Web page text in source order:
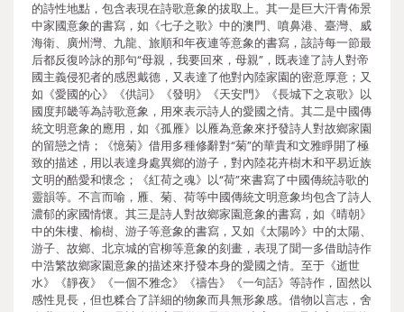
的詩性地點，包含表現在詩歌意象的拔取上。其一是巨大汗青佈景
中家國意象的書寫，如《七子之歌》中的澳門、噴鼻港、臺灣、威
海衛、廣州灣、九龍、旅順和年夜連等意象的書寫，該詩每一節最
后都反復吟詠的那句“母親，我要回來，母親”，既表達了詩人對帝
國主義侵犯者的感恩戴德，又表達了他對內陸家園的密意厚意；又
如《愛國的心》《供詞》《發明》《天安門》《長城下之哀歌》以
國度邦畿等為詩歌意象，用來表示詩人的愛國之情。其二是中國傳
統文明意象的應用，如《孤雁》以雁為意象來抒發詩人對故鄉家園
的留戀之情；《憶菊》借用多種修辭對“菊”的華貴和文雅睜開了極
致的描述，用以表達身處異鄉的游子，對內陸花卉樹木和平易近族
文明的酷愛和懷念；《紅荷之魂》以“荷”來書寫了中國傳統詩歌的
靈韻等。不言而喻，雁、菊、荷等中國傳統文明意象均包含了詩人
濃郁的家國情懷。其三是詩人對故鄉家園意象的書寫，如《晴朝》
中的朱樓、榆樹、游子等意象的書寫，又如《太陽吟》中的太陽、
游子、故鄉、北京城的官柳等意象的刻畫，表現了聞一多借助詩作
中浩繁故鄉家園意象的描述來抒發本身的愛國之情。至于《逝世
水》《靜夜》《一個不雅念》《禱告》《一句話》等詩作，固然以
感性見長，但也糅合了詳細的物象而具無形象感。借物以言志，舍